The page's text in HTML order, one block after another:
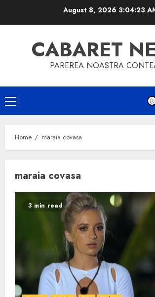
August 8, 2026 3:04:23
CABARET
PAREREA NOASTRA
Primary
Menu
Home maraia covasa
maraia covasa
3 min read